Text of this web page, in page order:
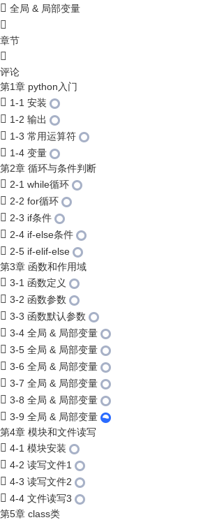
全局 & 局部变量
章节
评论
第1章 python入门
1-1 安装
1-2 输出
1-3 常用运算符
1-4 变量
第2章 循环与条件判断
2-1 while循环
2-2 for循环
2-3 if条件
2-4 if-else条件
2-5 if-elif-else
第3章 函数和作用域
3-1 函数定义
3-2 函数参数
3-3 函数默认参数
3-4 全局 & 局部变量
3-5 全局 & 局部变量
3-6 全局 & 局部变量
3-7 全局 & 局部变量
3-8 全局 & 局部变量
3-9 全局 & 局部变量
第4章 模块和文件读写
4-1 模块安装
4-2 读写文件1
4-3 读写文件2
4-4 文件读写3
第5章 class类